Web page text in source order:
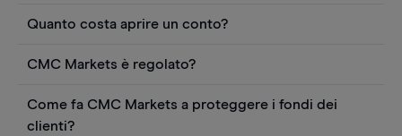
Quanto costa aprire un conto?
Puoi anche visualizzare gratuitamente i prezzi e
utilizzare strumenti come grafici, notizie Reuters
o rapporti quantitativi sui titoli azionari di
CMC Markets è regolato?
regolamentato dall'Autorità federale tedesca di
Come fa CMC Markets a proteggere i fondi dei
clienti?